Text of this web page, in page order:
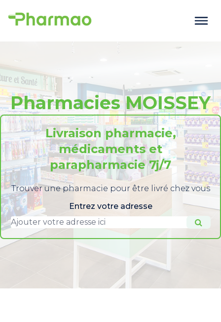
Pharmacies MOISSEY
Livraison pharmacie,
médicaments et
parapharmacie 7j/7
Trouver une pharmacie pour être livré chez vous
Entrez votre adresse